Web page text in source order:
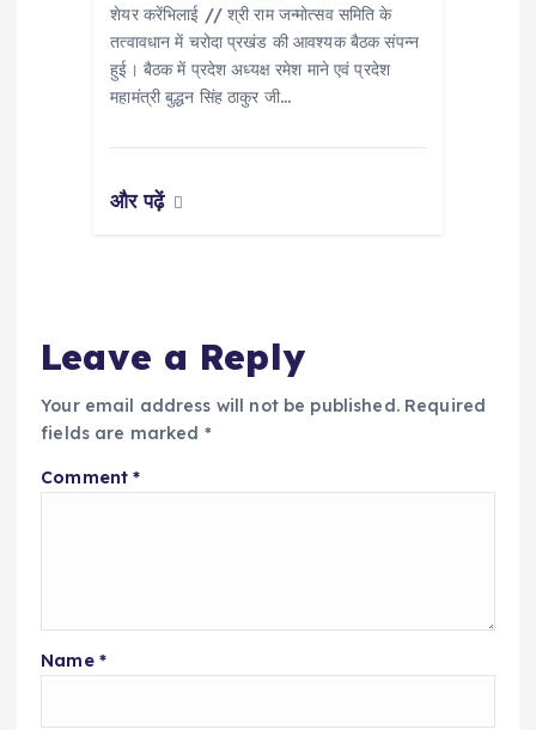
शेयर करेंभिलाई // श्री राम जन्मोत्सव समिति के
तत्वावधान में चरोदा प्रखंड की आवश्यक बैठक संपन्न
हुई। बैठक में प्रदेश अध्यक्ष रमेश माने एवं प्रदेश
महामंत्री बुद्धन सिंह ठाकुर जी…
और पढ़ें
Leave a Reply
Your email address will not be published. Required
fields are marked *
Comment*
Name *